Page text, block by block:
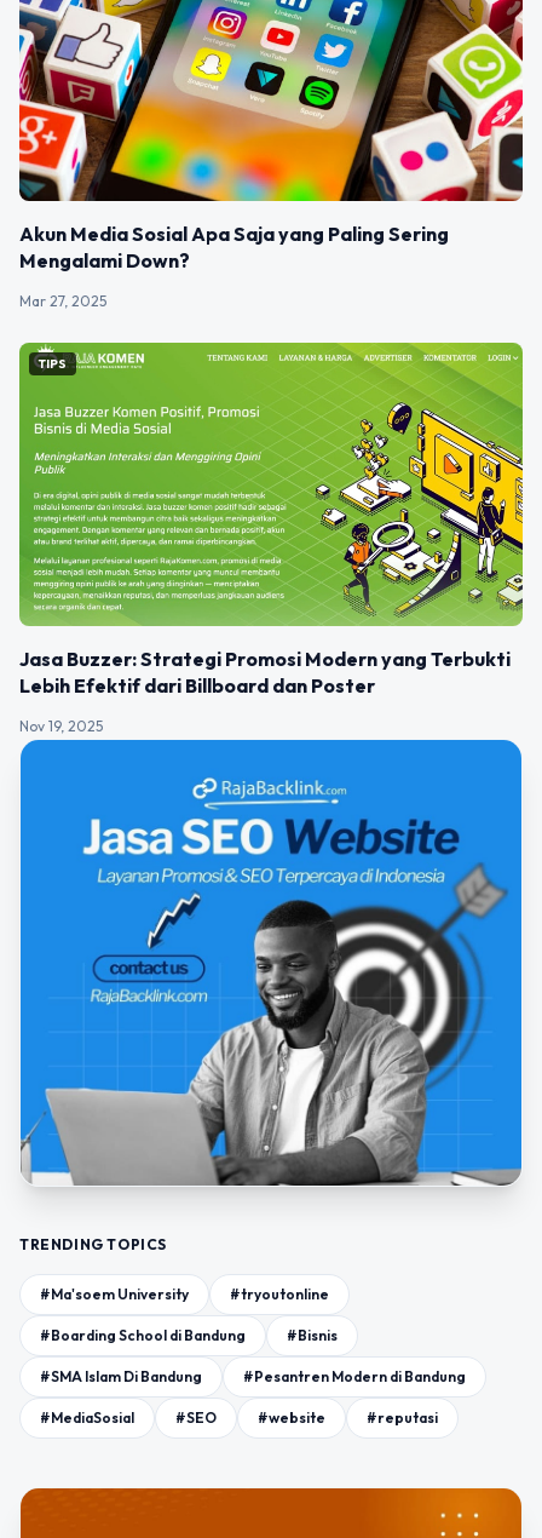
Akun Media Sosial Apa Saja yang Paling Sering
Mengalami Down?
Mar 27, 2025
TIPS
Jasa Buzzer: Strategi Promosi Modern yang Terbukti
Lebih Efektif dari Billboard dan Poster
Nov 19, 2025
TRENDING TOPICS
#Ma'soem University #tryoutonline
#Boarding School di Bandung #Bisnis
#SMA Islam Di Bandung #Pesantren Modern di Bandung
#MediaSosial #SEO #website #reputasi